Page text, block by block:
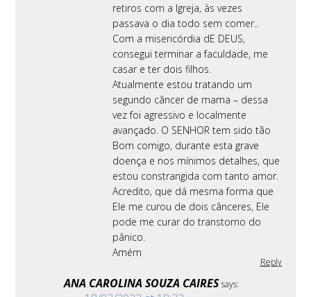
retiros com a Igreja, às vezes
passava o dia todo sem comer..
Com a misericórdia dE DEUS,
consegui terminar a faculdade, me
casar e ter dois filhos.
Atualmente estou tratando um
segundo câncer de mama – dessa
vez foi agressivo e localmente
avançado. O SENHOR tem sido tão
Bom comigo, durante esta grave
doença e nos mínimos detalhes, que
estou constrangida com tanto amor.
Acredito, que dá mesma forma que
Ele me curou de dois cânceres, Ele
pode me curar do transtorno do
pânico.
Amém
Reply
ANA CAROLINA SOUZA CAIRES says: